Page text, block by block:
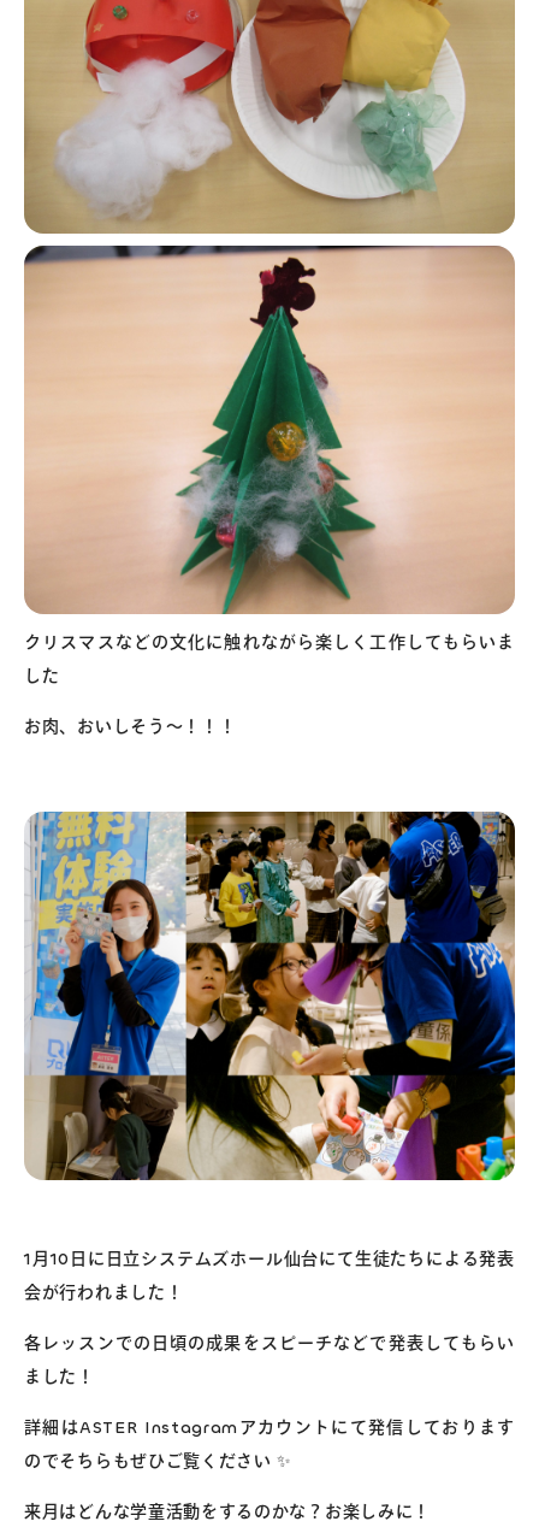
クリスマスなどの文化に触れながら楽しく工作してもらいま
した
お肉、おいしそう〜！！！
1月10日に日立システムズホール仙台にて生徒たちによる発表
会が行われました！
各レッスンでの日頃の成果をスピーチなどで発表してもらい
ました！
詳細はASTER Instagramアカウントにて発信しております
のでそちらもぜひご覧ください ✨
来月はどんな学童活動をするのかな？お楽しみに！